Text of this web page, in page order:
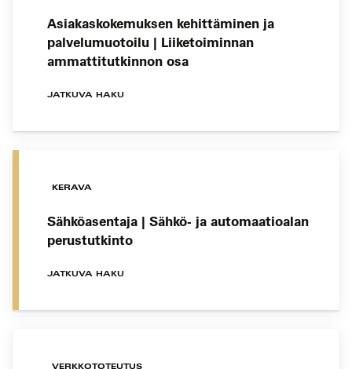
Asiakaskokemuksen kehittäminen ja
palvelumuotoilu | Liiketoiminnan
ammattitutkinnon osa
JATKUVA HAKU
KERAVA
Sähköasentaja | Sähkö- ja automaatioalan
perustutkinto
JATKUVA HAKU
VERKKOTOTEUTUS